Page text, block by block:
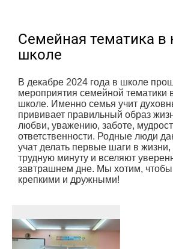
Семейная тематика в
школе
В декабре 2024 года в школе
мероприятия семейной тематики
школе. Именно семья учит
прививает правильный образ
любви, уважению, заботе,
ответственности. Родные люди
учат делать первые шаги в
трудную минуту и вселяют
завтрашнем дне. Мы хотим,
крепкими и дружными!